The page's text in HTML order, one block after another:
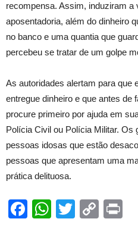
recompensa. Assim, induziram a
aposentadoria, além do dinheiro
no banco e uma quantia que
percebeu se tratar de um golpe
As autoridades alertam para que
entregue dinheiro e que antes de
procure primeiro por ajuda em
Polícia Civil ou Polícia Militar. Os
pessoas idosas que estão
pessoas que apresentam uma
prática delituosa.
Facebook
WhatsApp
TwitterCopy